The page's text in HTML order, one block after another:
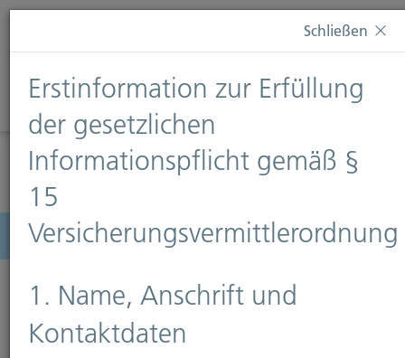
Diese Webseite verwendet Cookies. Wenn Sie weiterhin
Informationen finden Sie auf unserer SeiteDatenschutz
Diese Nachricht nicht erneut anzeigen
Menü
Schließen
Erstinformation zur Erfüllung
der gesetzlichen
Informationspflicht gemäß §
15
Versicherungsvermittlerordnung
1. Name, Anschrift und
Kontaktdaten